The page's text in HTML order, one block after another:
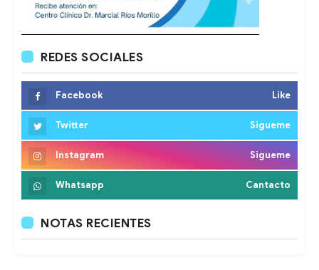
REDES SOCIALES
Facebook Like
Twitter Sigueme
Instagram Sigueme
Whatsapp Cantacto
NOTAS RECIENTES